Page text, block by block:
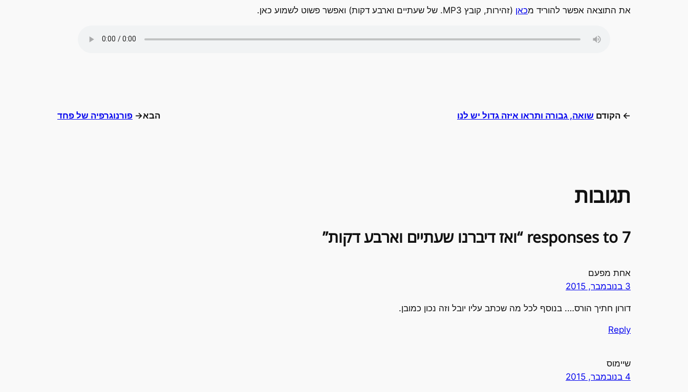
את התוצאה אפשר להוריד מכאן (זהירות, קובץ MP3. של שעתיים וארבע דקות) ואפשר פשוט לשמוע כאן.
← הקודם שואה, גבורה ותראו איזה גדול יש לנו הבא→ פורנוגרפיה של פחד
תגובות
7 responses to “ואז דיברנו שעתיים וארבע דקות”
אחת מפעם
3 בנובמבר, 2015
דורון חתיך הורס…. בנוסף לכל מה שכתב עליו יובל וזה נכון כמובן.
Reply
שיימוס
4 בנובמבר, 2015